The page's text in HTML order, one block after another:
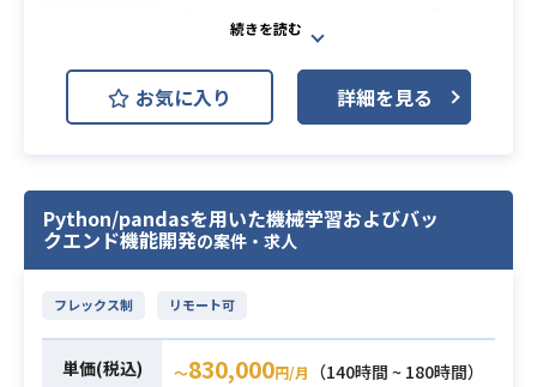
・クラウドインフラ（AWS）のセキ
・開発チームと連携してセキュリテ
ィ施策を推進した経験
業務内容
・先端言語モデルとベクトル型デー
タベースを活用した情報探索やデー
タ生成の仕組み構築、および品質の
・ソースコードの検証や構成要素の
選定による開発チーム全体の技術力
底上げ
適化および応答速度の向上
・自動ビルド、構成のコード化、稼
働監視における継続的な最適化
運用会社向けクラウド業務支援シス
テム開発における、フルスタックエ
ンジニアリング案件です。
物流DXシステムである2つのプロダ
GoやReactによるモダンな開発環境
に加えて、Claude CodeやDevinなど
の
の開発スタイルを取り入れているプ
ロジェクトです。
【仕事内容】
お気に入り 詳細を見る
Python/pandasを用いた機械学習およびバッ
クエンド機能開発の案件・求人
フレックス制 リモート可
単価(税込) 〜830,000円/月
（140時間 ~ 180時間）